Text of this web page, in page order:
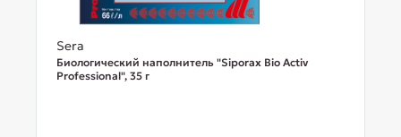
Sera
Биологический наполнитель "Siporax Bio Activ
Professional", 35 г